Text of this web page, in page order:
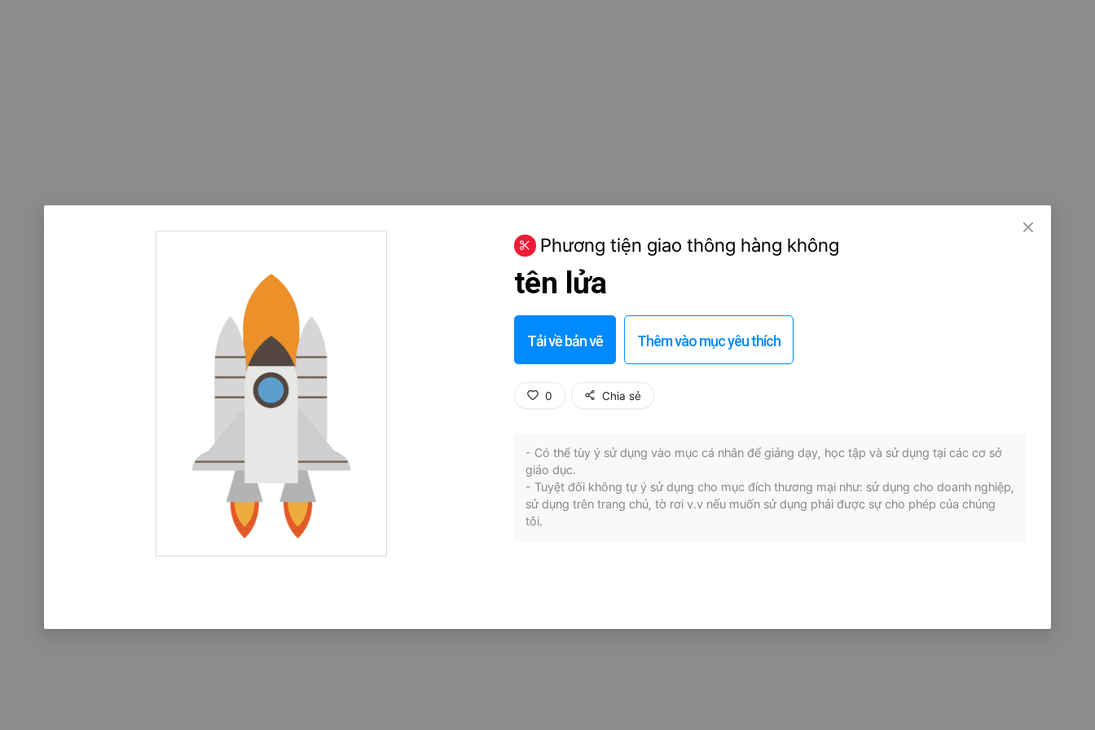
Phương tiện giao thông hàng không
tên lửa
Tải về bản vẽ Thêm vào mục yêu thích
0 Chia sẻ
- Có thể tùy ý sử dụng vào mục cá nhân để giảng dạy, học tập và sử dụng tại các cơ sở
giáo dục.
- Tuyệt đối không tự ý sử dụng cho mục đích thương mại như: sử dụng cho doanh nghiệp,
sử dụng trên trang chủ, tờ rơi v.v nếu muốn sử dụng phải được sự cho phép của chúng
tôi.